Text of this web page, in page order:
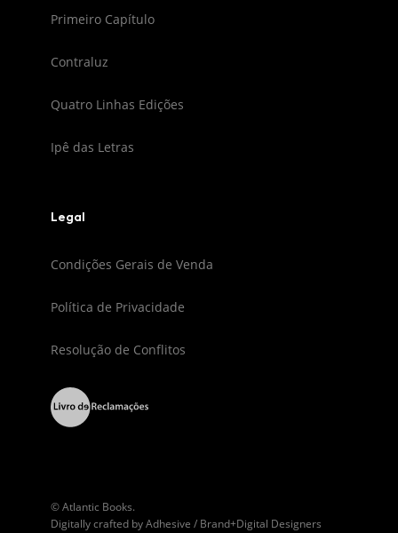
Primeiro Capítulo
Contraluz
Quatro Linhas Edições
Ipê das Letras
Legal
Condições Gerais de Venda
Política de Privacidade
Resolução de Conflitos
© Atlantic Books.
Digitally crafted byAdhesive / Brand+Digital Designers